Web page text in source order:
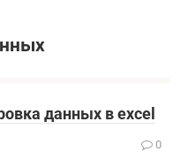
данных в excel
0